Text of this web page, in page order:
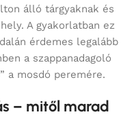
álló tárgyaknak és
A gyakorlatban ez
érdemes legalább
a szappanadagoló
a mosdó peremére.
– mitől marad